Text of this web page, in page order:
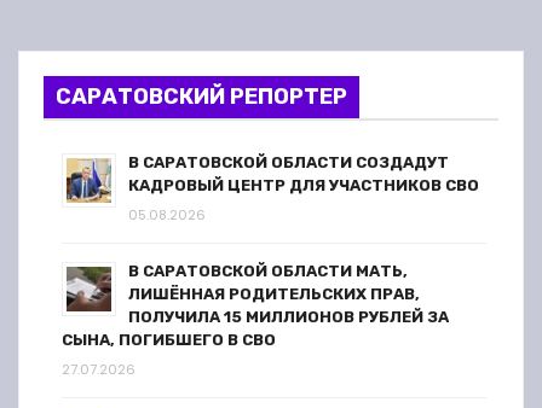
о
САРАТОВСКИЙ РЕПОРТЕР
В САРАТОВСКОЙ ОБЛАСТИ СОЗДАДУТ
КАДРОВЫЙ ЦЕНТР ДЛЯ УЧАСТНИКОВ СВО
05.08.2026
В САРАТОВСКОЙ ОБЛАСТИ МАТЬ,
ЛИШЁННАЯ РОДИТЕЛЬСКИХ ПРАВ,
ПОЛУЧИЛА 15 МИЛЛИОНОВ РУБЛЕЙ ЗА
СЫНА, ПОГИБШЕГО В СВО
27.07.2026